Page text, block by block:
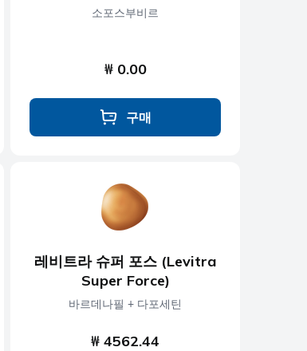
소포스부비르
₩ 0.00
구매
레비트라 슈퍼 포스 (Levitra
Super Force)
바르데나필 + 다포세틴
₩ 4562.44